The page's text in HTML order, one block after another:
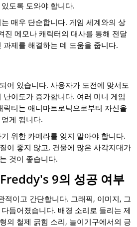
도록 도와야 합니다.
매우 단순합니다. 게임 세계와의 상
진 메모나 캐릭터의 대사를 통해 전달
과제를 해결하는 데 도움을 줍니다.
어 있습니다. 사용자가 도전에 맞서도
이도가 증가합니다. 여러 미니 게임
릭터는 애니마트로닉으로부터 자신을
게 됩니다.
위한 카메라를 잊지 말아야 합니다.
이 좋지 않고, 건물에 많은 사각지대가
것이 좋습니다.
9의 성공 여부
적이고 간단합니다. 그래픽, 이미지, 그
듬어졌습니다. 배경 소리로 들리는 제
의 철제 긁힘 소리, 놀이기구에서의 긍